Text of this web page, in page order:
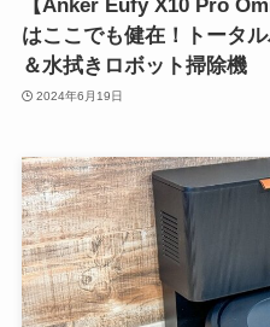
【Anker Eufy X10 Pro
はここでも健在！トータ
＆水拭きロボット掃除機
2024年6月19日